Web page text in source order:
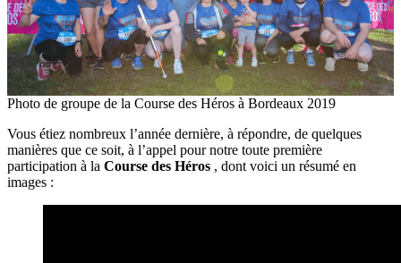
Photo de groupe de la Course des Héros à Bordeaux 2019
Vous étiez nombreux l’année dernière, à répondre, de quelques
manières que ce soit, à l’appel pour notre toute première
participation à la Course des Héros , dont voici un résumé en
images :